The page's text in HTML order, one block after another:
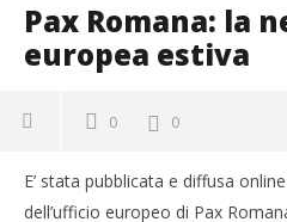
Pax Romana: la
europea estiva
0 0
E’ stata pubblicata e diffusa
dell’ufficio europeo di Pax